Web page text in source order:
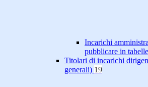
Incarichi
pubblicare in
Titolari di incarichi
generali) 19